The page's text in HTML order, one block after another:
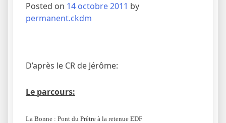
Posted on 14 octobre 2011 by
permanent.ckdm
D’après le CR de Jérôme:
Le parcours:
La Bonne : Pont du Prêtre à la retenue EDF